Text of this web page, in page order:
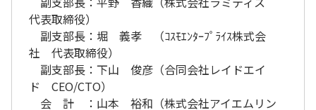
代表取締役）
副支部長：堀 義孝 （ｺｽﾓｴﾝﾀｰﾌﾟﾗｲｽ株式会
社 代表取締役）
副支部長：下山 俊彦（合同会社レイドエイ
ド CEO/CTO）
会 計 ：山本 裕和（株式会社アイエムリン